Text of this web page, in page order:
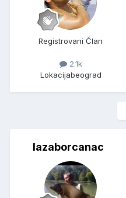
Registrovani Član
2.1k
Lokacijabeograd
lazaborcanac